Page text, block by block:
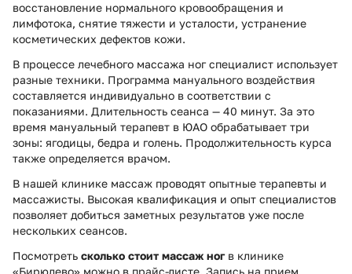
восстановление нормального кровообращения и
лимфотока, снятие тяжести и усталости, устранение
косметических дефектов кожи.
В процессе лечебного массажа ног специалист использует
разные техники. Программа мануального воздействия
составляется индивидуально в соответствии с
показаниями. Длительность сеанса — 40 минут. За это
время мануальный терапевт в ЮАО обрабатывает три
зоны: ягодицы, бедра и голень. Продолжительность курса
также определяется врачом.
В нашей клинике массаж проводят опытные терапевты и
массажисты. Высокая квалификация и опыт специалистов
позволяет добиться заметных результатов уже после
нескольких сеансов.
Посмотреть сколько стоит массаж ногв клинике
«Бирюлево» можно в прайс-листе. Запись на прием